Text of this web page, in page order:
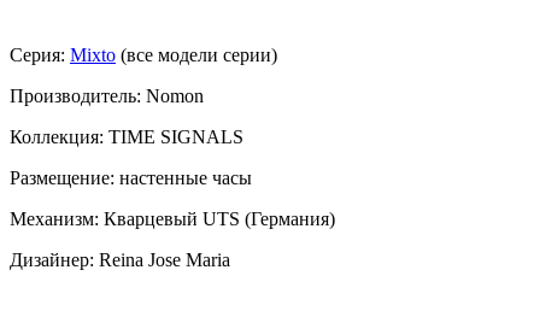
Серия: Mixto (все модели серии)
Производитель: Nomon
Коллекция: TIME SIGNALS
Размещение: настенные часы
Механизм: Кварцевый UTS (Германия)
Дизайнер: Reina Jose Maria